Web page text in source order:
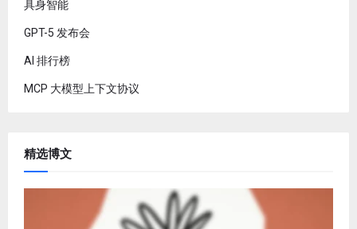
具身智能
GPT-5 发布会
AI 排行榜
MCP 大模型上下文协议
精选博文